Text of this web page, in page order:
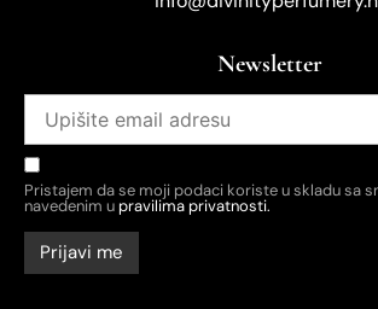
Newsletter
Pristajem da se moji podaci koriste u skladu sa
navedenim upravilima privatnosti.